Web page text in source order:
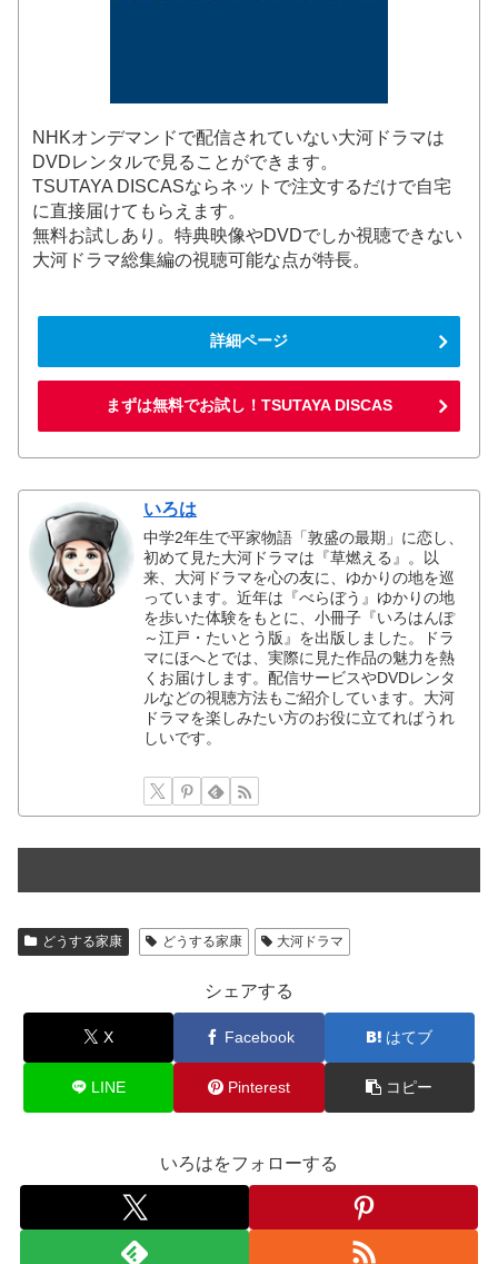
NHKオンデマンドで配信されていない大河ドラマは
DVDレンタルで見ることができます。
TSUTAYA DISCASならネットで注文するだけで自宅
に直接届けてもらえます。
無料お試しあり。特典映像やDVDでしか視聴できない
大河ドラマ総集編の視聴可能な点が特長。
詳細ページ
まずは無料でお試し！TSUTAYA DISCAS
いろは
中学2年生で平家物語「敦盛の最期」に恋し、
初めて見た大河ドラマは『草燃える』。以
来、大河ドラマを心の友に、ゆかりの地を巡
っています。近年は『べらぼう』ゆかりの地
を歩いた体験をもとに、小冊子『いろはんぽ
～江戸・たいとう版』を出版しました。ドラ
マにほへとでは、実際に見た作品の魅力を熱
くお届けします。配信サービスやDVDレンタ
ルなどの視聴方法もご紹介しています。大河
ドラマを楽しみたい方のお役に立てればうれ
しいです。
どうする家康 どうする家康 大河ドラマ
シェアする
X Facebook はてブ
LINE Pinterest コピー
いろはをフォローする